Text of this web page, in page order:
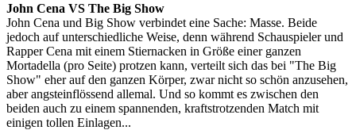
John Cena VS The Big Show
John Cena und Big Show verbindet eine Sache: Masse. Beide
jedoch auf unterschiedliche Weise, denn während Schauspieler und
Rapper Cena mit einem Stiernacken in Größe einer ganzen
Mortadella (pro Seite) protzen kann, verteilt sich das bei "The Big
Show" eher auf den ganzen Körper, zwar nicht so schön anzusehen,
aber angsteinflössend allemal. Und so kommt es zwischen den
beiden auch zu einem spannenden, kraftstrotzenden Match mit
einigen tollen Einlagen...